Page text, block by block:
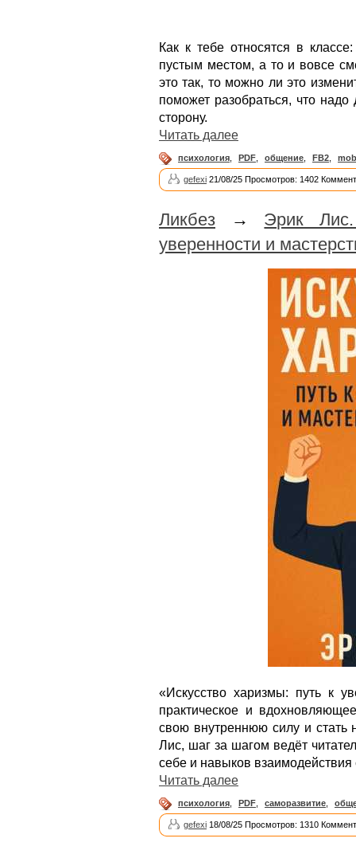
Как к тебе относятся в
пустым местом, а то и вовсе
это так, то можно ли это
поможет разобраться, что
сторону.
Читать далее
психология PDF общение FB2
gefexi 21/08/25 Просмотров: 1402
Ликбез → Эрик
уверенности и
«Искусство харизмы: путь к
практическое и
свою внутреннюю силу и
Лис, шаг за шагом ведёт
себе и навыков
Читать далее
психология PDF саморазвитие
gefexi 18/08/25 Просмотров: 1310